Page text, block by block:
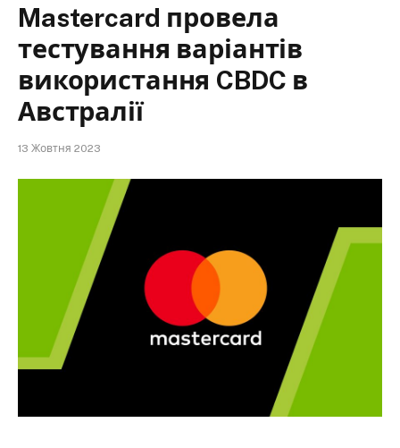
Mastercard провела
тестування варіантів
використання CBDC в
Австралії
13 Жовтня 2023